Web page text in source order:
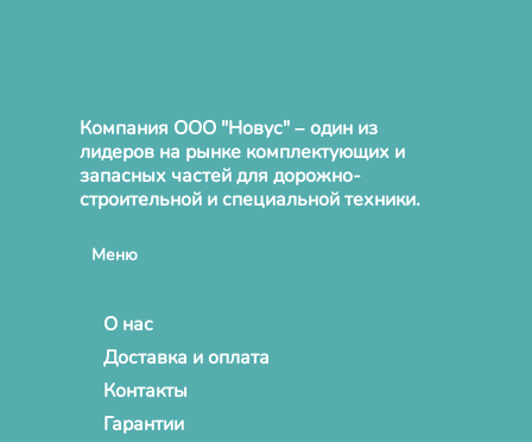
Компания ООО "Новус" – один из
лидеров на рынке комплектующих и
запасных частей для дорожно-
строительной и специальной техники.
Меню
О нас
Доставка и оплата
Контакты
Гарантии